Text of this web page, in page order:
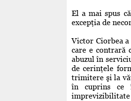
El a mai spus
excepţia de
Victor Ciorbea
care e contrară
abuzul în
de cerinţele
trimitere şi la
în cuprins ce
imprevizibilitate